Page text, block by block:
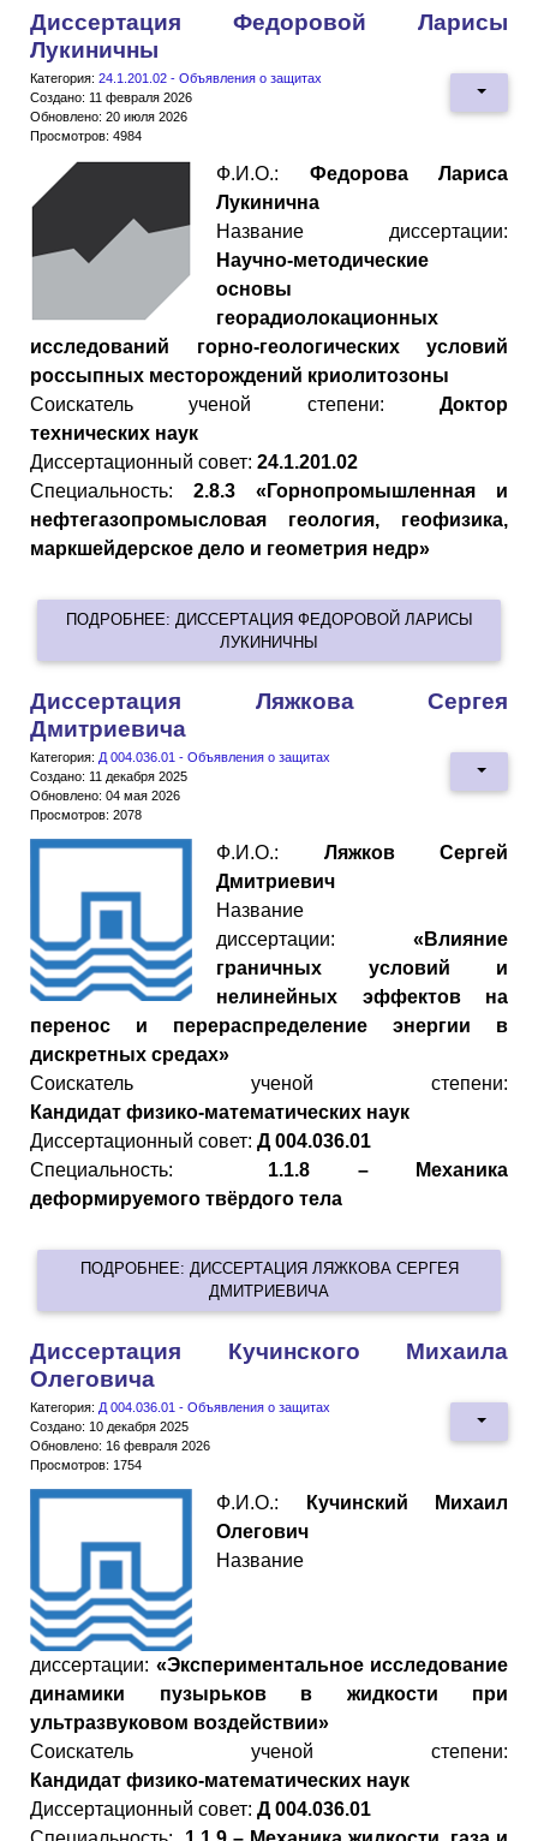
Диссертация Федоровой Ларисы
Лукиничны
Категория: 24.1.201.02 - Объявления о защитах
Создано: 11 февраля 2026
Обновлено: 20 июля 2026
Просмотров: 4984
Ф.И.О.: Федорова Лариса
Лукинична
Название диссертации:
Научно-методические
основы
георадиолокационных
исследований горно-геологических условий
россыпных месторождений криолитозоны
Cоискатель ученой степени: Доктор
технических наук
Диссертационный совет: 24.1.201.02
Специальность: 2.8.3 «Горнопромышленная и
нефтегазопромысловая геология, геофизика,
маркшейдерское дело и геометрия недр»
ПОДРОБНЕЕ: ДИССЕРТАЦИЯ ФЕДОРОВОЙ ЛАРИСЫ
ЛУКИНИЧНЫ
Диссертация Ляжкова Сергея
Дмитриевича
Категория: Д 004.036.01 - Объявления о защитах
Создано: 11 декабря 2025
Обновлено: 04 мая 2026
Просмотров: 2078
Ф.И.О.: Ляжков Сергей
Дмитриевич
Название
диссертации: «Влияние
граничных условий и
нелинейных эффектов на
перенос и перераспределение энергии в
дискретных средах»
Cоискатель ученой степени:
Кандидат физико-математических наук
Диссертационный совет: Д 004.036.01
Специальность: 1.1.8 – Механика
деформируемого твёрдого тела
ПОДРОБНЕЕ: ДИССЕРТАЦИЯ ЛЯЖКОВА СЕРГЕЯ
ДМИТРИЕВИЧА
Диссертация Кучинского Михаила
Олеговича
Категория: Д 004.036.01 - Объявления о защитах
Создано: 10 декабря 2025
Обновлено: 16 февраля 2026
Просмотров: 1754
Ф.И.О.:
Кучинский Михаил
Олегович
Название
диссертации: «Экспериментальное исследование
динамики пузырьков в жидкости при
ультразвуковом воздействии»
Cоискатель ученой степени:
Кандидат физико-математических наук
Диссертационный совет: Д 004.036.01